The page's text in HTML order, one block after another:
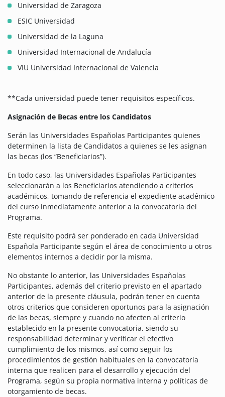
Universidad de Zaragoza
ESIC Universidad
Universidad de la Laguna
Universidad Internacional de Andalucía
VIU Universidad Internacional de Valencia
**Cada universidad puede tener requisitos específicos.
Asignación de Becas entre los Candidatos
Serán las Universidades Españolas Participantes quienes
determinen la lista de Candidatos a quienes se les asignan
las becas (los “Beneficiarios”).
En todo caso, las Universidades Españolas Participantes
seleccionarán a los Beneficiarios atendiendo a criterios
académicos, tomando de referencia el expediente académico
del curso inmediatamente anterior a la convocatoria del
Programa.
Este requisito podrá ser ponderado en cada Universidad
Española Participante según el área de conocimiento u otros
elementos internos a decidir por la misma.
No obstante lo anterior, las Universidades Españolas
Participantes, además del criterio previsto en el apartado
anterior de la presente cláusula, podrán tener en cuenta
otros criterios que consideren oportunos para la asignación
de las becas, siempre y cuando no afecten al criterio
establecido en la presente convocatoria, siendo su
responsabilidad determinar y verificar el efectivo
cumplimiento de los mismos, así como seguir los
procedimientos de gestión habituales en la convocatoria
interna que realicen para el desarrollo y ejecución del
Programa, según su propia normativa interna y políticas de
otorgamiento de becas.